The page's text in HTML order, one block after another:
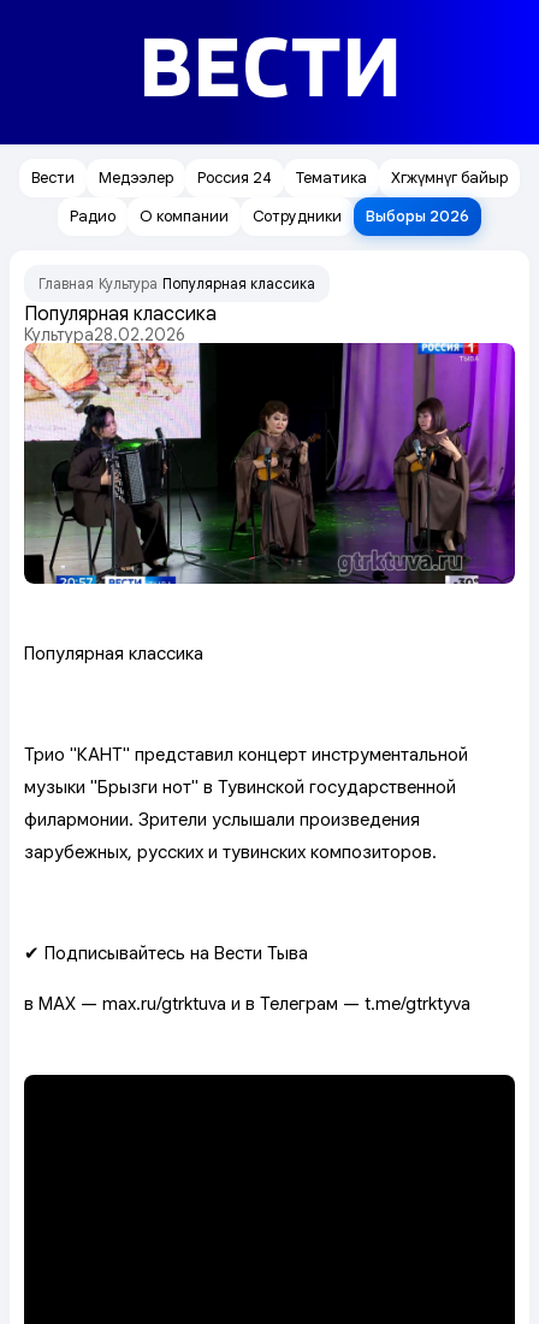
ВЕСТИ
Вести Медээлер Россия 24 Тематика
Хөгжүмнүг байыр
Радио
О компании Сотрудники Выборы 2026
Главная Культура Популярная классика
Популярная классика
Культура28.02.2026
Популярная классика
Трио "КАНТ" представил концерт инструментальной
музыки "Брызги нот" в Тувинской государственной
филармонии. Зрители услышали произведения
зарубежных, русских и тувинских композиторов.
✔ Подписывайтесь на Вести Тыва
в MAX — max.ru/gtrktuva и в Телеграм — t.me/gtrktyva